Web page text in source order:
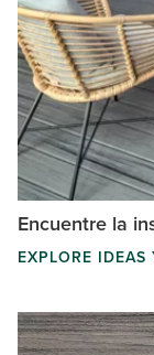
Encuentre la
EXPLORE